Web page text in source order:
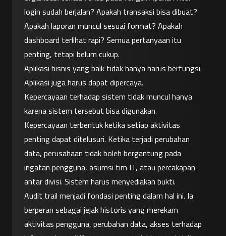
login sudah berjalan? Apakah transaksi bisa dibuat?
Apakah laporan muncul sesuai format? Apakah
dashboard terlihat rapi? Semua pertanyaan itu
penting, tetapi belum cukup.
Aplikasi bisnis yang baik tidak hanya harus berfungsi.
Aplikasi juga harus dapat dipercaya.
Kepercayaan terhadap sistem tidak muncul hanya
karena sistem tersebut bisa digunakan.
Kepercayaan terbentuk ketika setiap aktivitas
penting dapat ditelusuri. Ketika terjadi perubahan
data, perusahaan tidak boleh bergantung pada
ingatan pengguna, asumsi tim IT, atau percakapan
antar divisi. Sistem harus menyediakan bukti.
Audit trail menjadi fondasi penting dalam hal ini. Ia
berperan sebagai jejak historis yang merekam
aktivitas pengguna, perubahan data, akses terhadap